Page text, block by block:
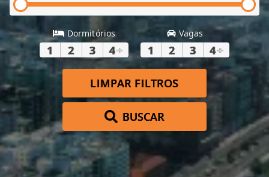
Dormitórios
1 2 3 4+
Vagas
1 2 3 4+
LIMPAR FILTROS
BUSCAR